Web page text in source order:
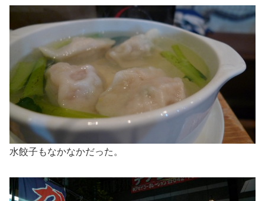
水餃子もなかなかだった。